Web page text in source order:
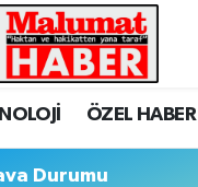
ÖZEL HABER
Durumu